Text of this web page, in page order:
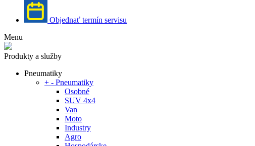
Objednať termín servisu
Menu
Produkty a služby
Pneumatiky
+ - Pneumatiky
Osobné
SUV 4x4
Van
Moto
Industry
Agro